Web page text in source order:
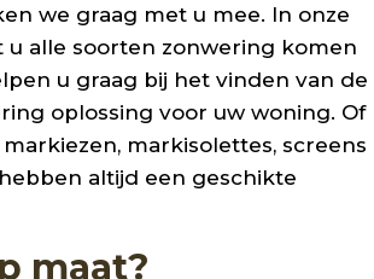
we graag met u mee. In onze
u alle soorten zonwering komen
u graag bij het vinden van de
oplossing voor uw woning. Of
markisolettes, screens
altijd een geschikte
maat?